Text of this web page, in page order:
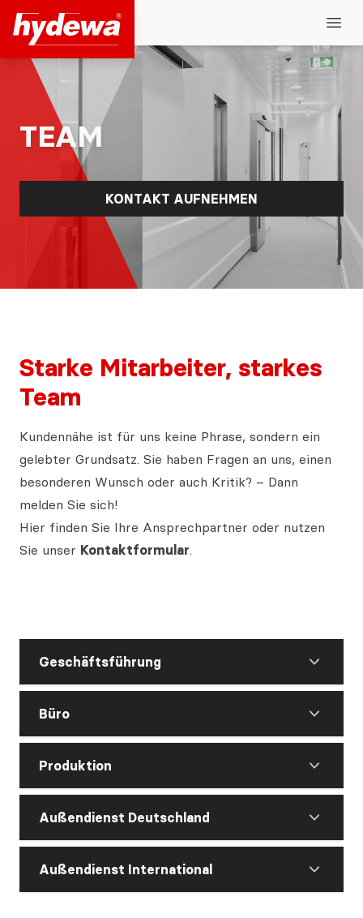
Hydewa GmbH
TEAM
KONTAKT AUFNEHMEN
Starke Mitarbeiter, starkes
Team
Kundennähe ist für uns keine Phrase, sondern ein
gelebter Grundsatz. Sie haben Fragen an uns, einen
besonderen Wunsch oder auch Kritik? – Dann
melden Sie sich!
Hier finden Sie Ihre Ansprechpartner oder nutzen
Sie unser Kontaktformular.
Geschäftsführung
Büro
Produktion
Außendienst Deutschland
Außendienst International